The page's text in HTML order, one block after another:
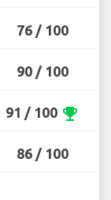
76 / 100
90 / 100
91 / 100 emoji_events
86 / 100